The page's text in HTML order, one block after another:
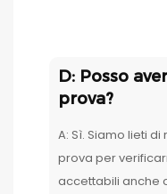
D: Posso
prova?
A: Sì. Siamo lieti
prova per
accettabili anche